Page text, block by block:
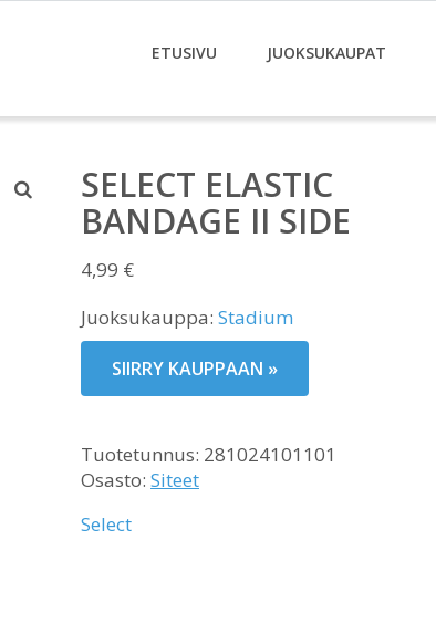
ETUSIVU JUOKSUKAUPAT
SELECT ELASTIC
BANDAGE II SIDE
4,99 €
Juoksukauppa: Stadium
SIIRRY KAUPPAAN »
Tuotetunnus: 281024101101
Osasto: Siteet
Select